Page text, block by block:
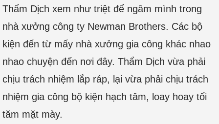
Thẩm Dịch xem như triệt để ngâm mình trong
nhà xưởng công ty Newman Brothers. Các bộ
kiện đến từ mấy nhà xưởng gia công khác nhao
nhao chuyện đến nơi đây. Thẩm Dịch vừa phải
chịu trách nhiệm lắp ráp, lại vừa phải chịu trách
nhiệm gia công bộ kiện hạch tâm, loay hoay tối
tăm mặt mày.